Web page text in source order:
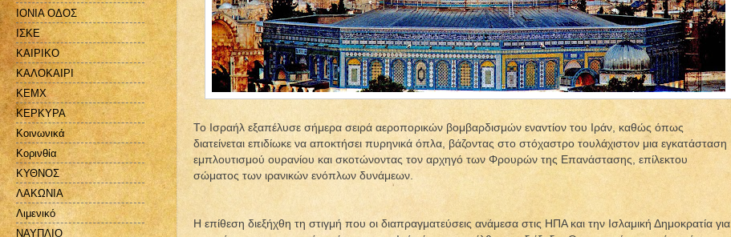
Το Ισραήλ εξαπέλυσε σήμερα σειρά αεροπορικών βομβαρδισμών εναντίον του Ιράν, καθώς όπως
διατείνεται επιδίωκε να αποκτήσει πυρηνικά όπλα, βάζοντας στο στόχαστρο τουλάχιστον μια εγκατάσταση
εμπλουτισμού ουρανίου και σκοτώνοντας τον αρχηγό των Φρουρών της Επανάστασης, επίλεκτου
σώματος των ιρανικών ενόπλων δυνάμεων.
Η επίθεση διεξήχθη τη στιγμή που οι διαπραγματεύσεις ανάμεσα στις ΗΠΑ και την Ισλαμική Δημοκρατία για
ΙΟΝΙΑ ΟΔΟΣ
ΙΣΚΕ
ΚΑΙΡΙΚΟ
ΚΑΛΟΚΑΙΡΙ
ΚΕΜΧ
ΚΕΡΚΥΡΑ
Κοινωνικά
Κορινθία
ΚΥΘΝΟΣ
ΛΑΚΩΝΙΑ
Λιμενικό
ΝΑΥΠΛΙΟ